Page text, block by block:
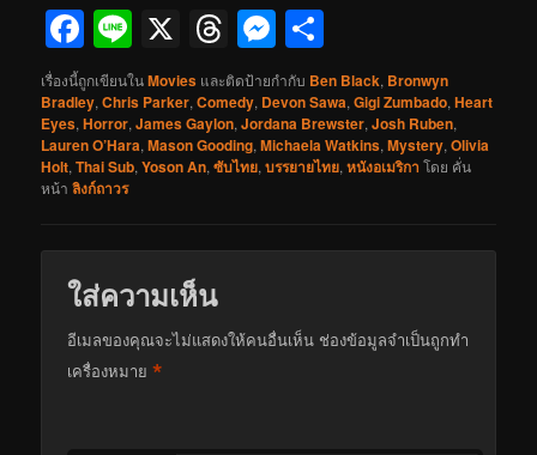
Facebook
Line
X Threads
Messenger
เรื่องนี้ถูกเขียนในMovies และติดป้ายกำกับ Ben Black, Bronwyn
Bradley,Chris Parker,Comedy, Devon Sawa,Gigi Zumbado,Heart
Eyes,Horror,James Gaylon,Jordana Brewster,Josh Ruben,
Lauren O’Hara,Mason Gooding,Michaela Watkins,Mystery,Olivia
Holt,Thai Sub,Yoson An,ซับไทย,บรรยายไทย,หนังอเมริกา โดย คั่น
หน้าลิงก์ถาวร
ใส่ความเห็น
อีเมลของคุณจะไม่แสดงให้คนอื่นเห็น ช่องข้อมูลจำเป็นถูกทำ
เครื่องหมาย*